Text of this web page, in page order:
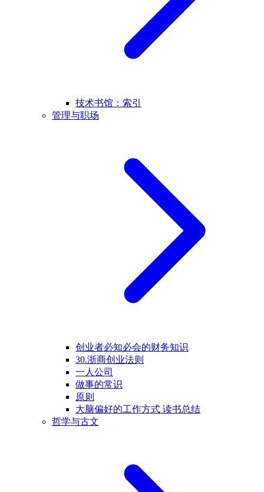
技术书馆：索引
管理与职场
创业者必知必会的财务知识
30.浙商创业法则
一人公司
做事的常识
原则
大脑偏好的工作方式 读书总结
哲学与古文